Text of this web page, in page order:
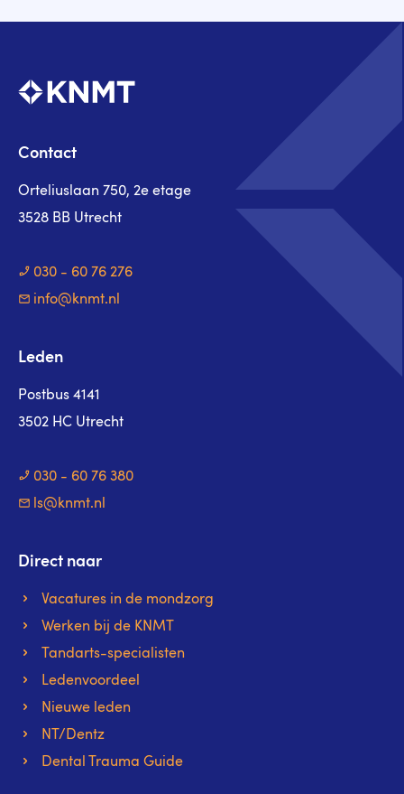
Contact
Orteliuslaan 750, 2e etage
3528 BB Utrecht
030 - 60 76 276
info@knmt.nl
Leden
Postbus 4141
3502 HC Utrecht
030 - 60 76 380
ls@knmt.nl
Direct naar
Vacatures in de mondzorg
Werken bij de KNMT
Tandarts-specialisten
Ledenvoordeel
Nieuwe leden
NT/Dentz
Dental Trauma Guide